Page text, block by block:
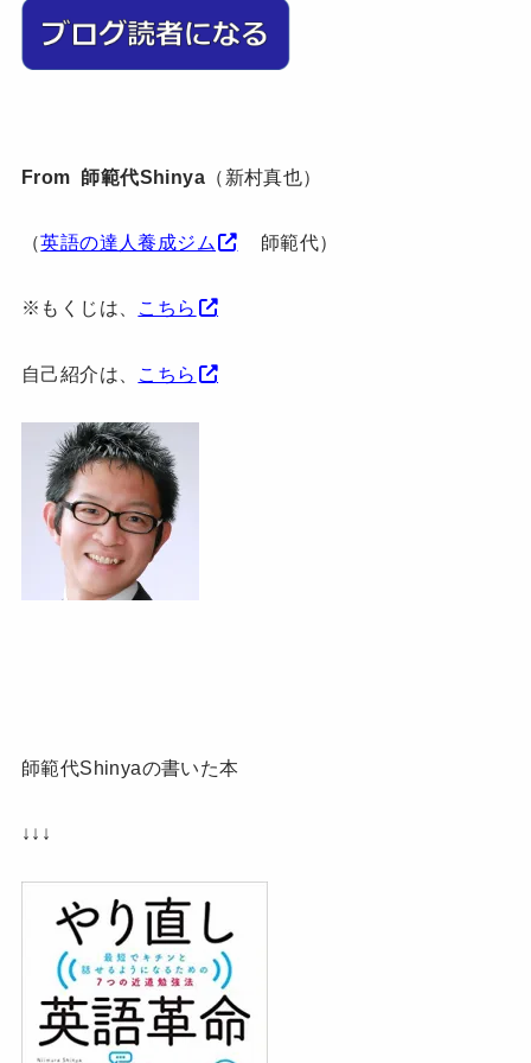
From 師範代Shinya （新村真也）
（英語の達人養成ジム 師範代）
※もくじは、 こちら
自己紹介は、 こちら
師範代Shinyaの書いた本
↓↓↓